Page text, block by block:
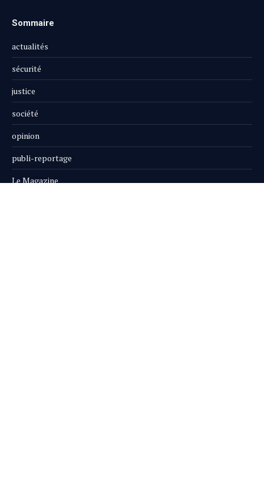
Sommaire
actualités
sécurité
justice
société
opinion
publi-reportage
Le Magazine